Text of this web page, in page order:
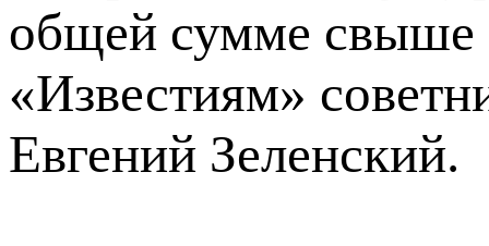
общей сумме свыше
«Известиям»
Евгений Зеленский.